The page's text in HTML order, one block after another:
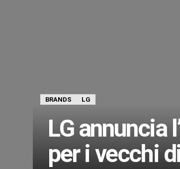
BRANDS LG
LG annuncia
per i vecchi